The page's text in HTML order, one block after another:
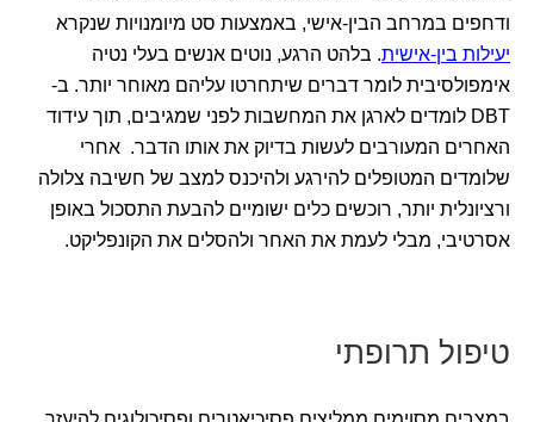
ודחפים במרחב הבין-אישי, באמצעות סט מיומנויות שנקרא
יעילות בין-אישית. בלהט הרגע, נוטים אנשים בעלי נטיה
אימפולסיבית לומר דברים שיתחרטו עליהם מאוחר יותר. ב-
DBT לומדים לארגן את המחשבות לפני שמגיבים, תוך עידוד
האחרים המעורבים לעשות בדיוק את אותו הדבר. אחרי
שלומדים המטופלים להירגע ולהיכנס למצב של חשיבה צלולה
ורציונלית יותר, רוכשים כלים ישומיים להבעת התסכול באופן
אסרטיבי, מבלי לעמת את האחר ולהסלים את הקונפליקט.
טיפול תרופתי